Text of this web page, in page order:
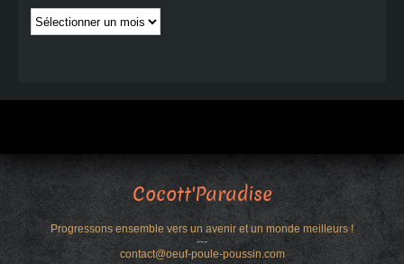
Un
peu
Cocott'Paradise
Progressons ensemble vers un avenir et un monde meilleurs !
---
contact@oeuf-poule-poussin.com